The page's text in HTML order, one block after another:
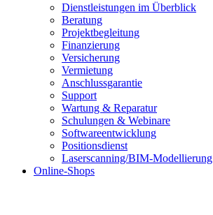
Dienstleistungen im Überblick
Beratung
Projektbegleitung
Finanzierung
Versicherung
Vermietung
Anschlussgarantie
Support
Wartung & Reparatur
Schulungen & Webinare
Softwareentwicklung
Positionsdienst
Laserscanning/BIM-Modellierung
Online-Shops